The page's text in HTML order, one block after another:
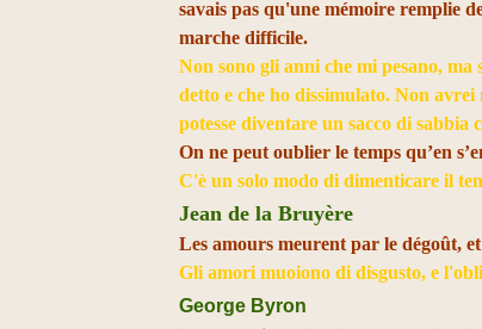
savais pas qu'une mémoire remplie
marche difficile.
Non sono gli anni che mi pesano,
detto e che ho dissimulato. Non
potesse diventare un sacco di
On ne peut oublier le temps qu’en
C'è un solo modo di dimenticare il
Jean de la Bruyère
Les amours meurent par le dégoût,
Gli amori muoiono di disgusto, e
George Byron